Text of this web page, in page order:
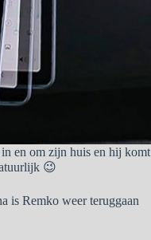
en om zijn huis en hij komt
😉
is Remko weer teruggaan